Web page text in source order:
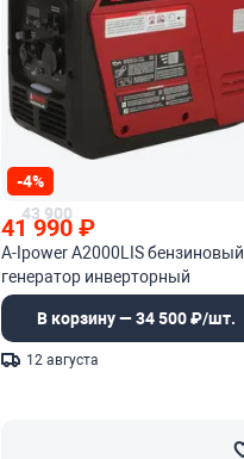
-4%
43 900
41 990 ₽
A-Ipower A2000LIS бензиновый
генератор инверторный
В корзину — 34 500 ₽/шт.
12 августа